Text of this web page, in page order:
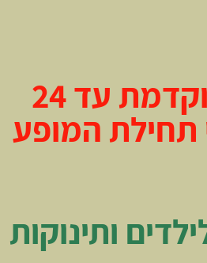
רכישה מוקדמת עד 24
תחילת המופע
ותינוקות